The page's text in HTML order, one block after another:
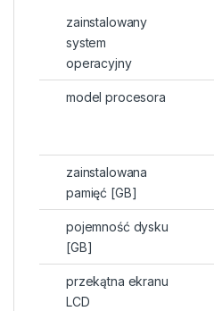
zainstalowany
system
operacyjny
model procesora
zainstalowana
pamięć [GB]
pojemność dysku
[GB]
przekątna ekranu
LCD